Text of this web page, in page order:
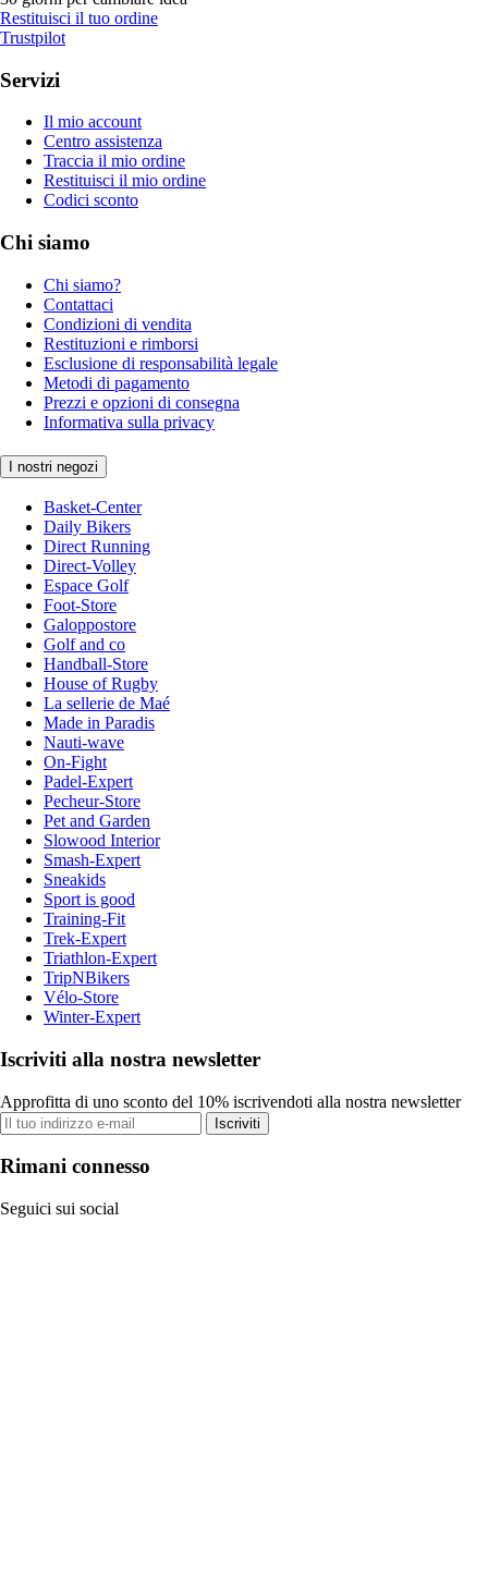
Restituisci il tuo ordine
Trustpilot
Servizi
Il mio account
Centro assistenza
Traccia il mio ordine
Restituisci il mio ordine
Codici sconto
Chi siamo
Chi siamo?
Contattaci
Condizioni di vendita
Restituzioni e rimborsi
Esclusione di responsabilità legale
Metodi di pagamento
Prezzi e opzioni di consegna
Informativa sulla privacy
I nostri negozi
Basket-Center
Daily Bikers
Direct Running
Direct-Volley
Espace Golf
Foot-Store
Galoppostore
Golf and co
Handball-Store
House of Rugby
La sellerie de Maé
Made in Paradis
Nauti-wave
On-Fight
Padel-Expert
Pecheur-Store
Pet and Garden
Slowood Interior
Smash-Expert
Sneakids
Sport is good
Training-Fit
Trek-Expert
Triathlon-Expert
TripNBikers
Vélo-Store
Winter-Expert
Iscriviti alla nostra newsletter
Approfitta di uno sconto del 10% iscrivendoti alla nostra newsletter
Iscriviti
Rimani connesso
Seguici sui social